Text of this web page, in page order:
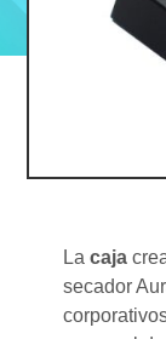
Lacaja
secador